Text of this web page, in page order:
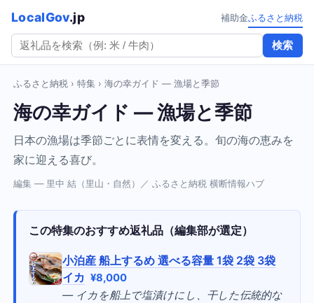
LocalGov.jp
検索
補助金ふるさと納税
ふるさと納税 ›特集 › 海の幸ガイド — 漁場と季節
海の幸ガイド — 漁場と季節
日本の漁場は季節ごとに表情を変える。旬の海の恵みを
家に迎える喜び。
編集 — 里中 結（里山・自然）／ ふるさと納税 横断情報ハブ
この特集のおすすめ返礼品（編集部が選定）
小泊産 船上するめ 選べる容量 1袋 2袋 3袋
イカ ¥8,000
— イカを船上で塩漬けにし、干した伝統的な